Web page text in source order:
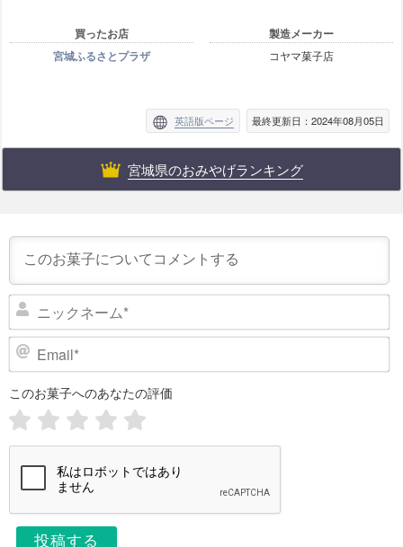
買ったお店
宮城ふるさとプラザ
製造メーカー
コヤマ菓子店
英語版ページ 最終更新日：2024年08月05日
宮城県のおみやげランキング
ッ
ク
このお菓子へのあなたの評価